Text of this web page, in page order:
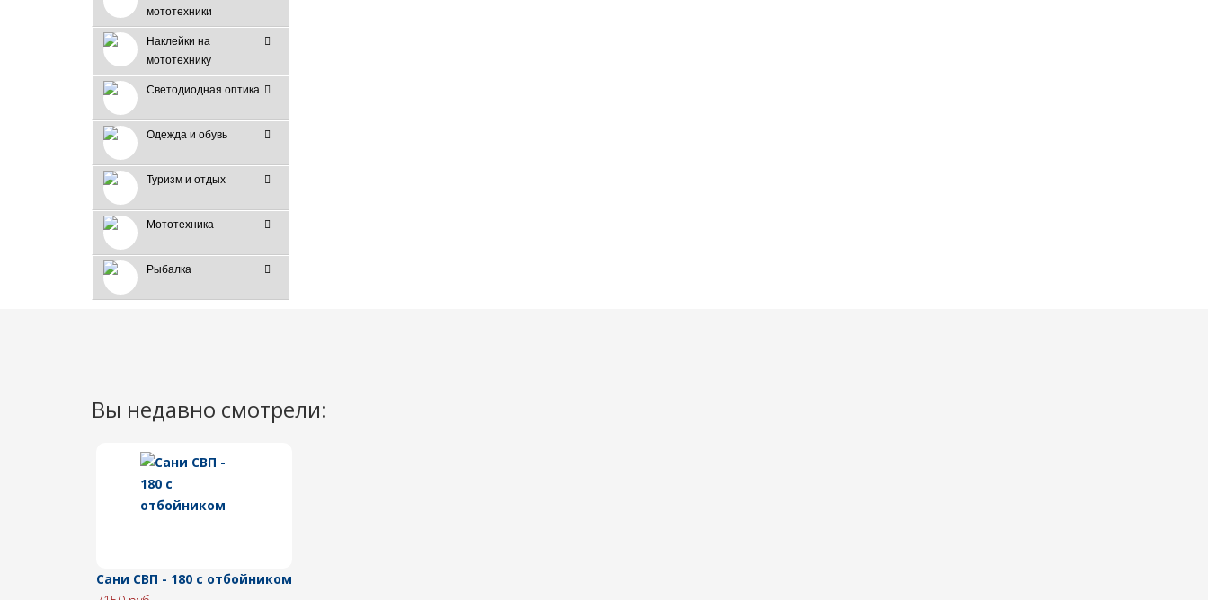
мототехники
Наклейки на
мототехнику
Светодиодная оптика
Одежда и обувь
Туризм и отдых
Мототехника
Рыбалка
Вы недавно смотрели:
Сани СВП - 180 с отбойником